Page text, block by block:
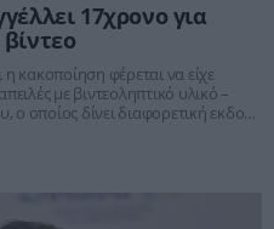
17χρονο για
η κακοποίηση φέρεται να είχε
με βιντεοληπτικό υλικό –
οποίος δίνει διαφορετική εκδοχή